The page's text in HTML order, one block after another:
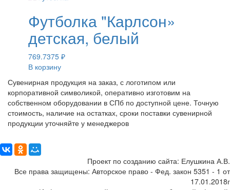
Футболка "Карлсон»
детская, белый
769.7375 ₽
В корзину
Сувенирная продукция на заказ, с логотипом или
корпоративной символикой, оперативно изготовим на
собственном оборудовании в СПб по доступной цене. Точную
стоимость, наличие на остатках, сроки поставки сувенирной
продукции уточняйте у менеджеров
Проект по созданию сайта: Елушкина А.В.
Все права защищены: Авторское право - Фед. закон 5351 - 1 от
17.01.2018г